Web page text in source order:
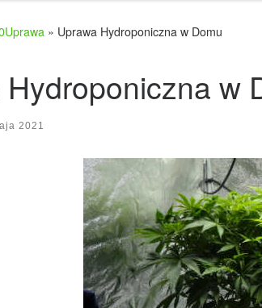
» Uprawa Hydroponiczna w Domu
Hydroponiczna w
2021